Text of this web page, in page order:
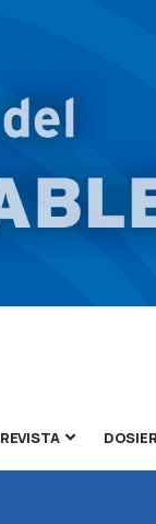
REVISTA